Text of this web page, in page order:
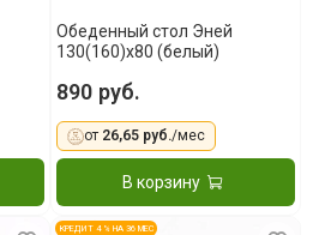
Обеденный стол Эней
130(160)x80 (белый)
890 руб.
от 26,65 руб./мес
В корзину
КРЕДИТ 4 % НА 36 МЕС